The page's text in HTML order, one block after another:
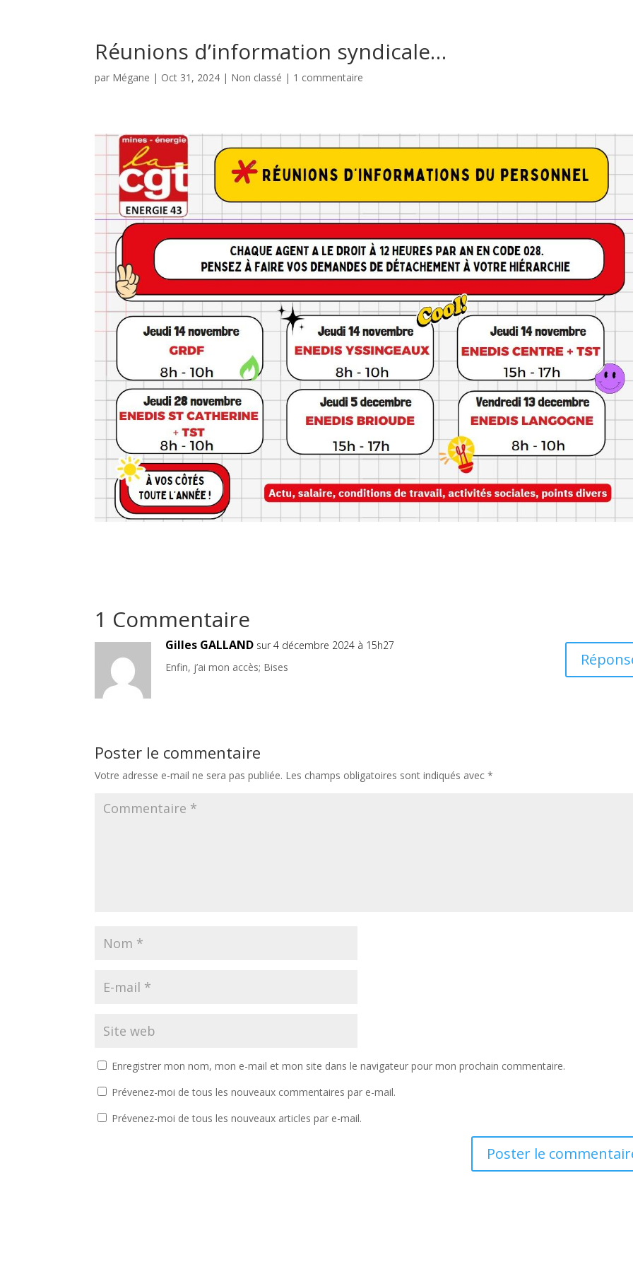
Réunions d’information syndicale…
par Mégane | Oct 31, 2024 | Non classé | 1 commentaire
1 Commentaire
Gilles GALLAND sur 4 décembre 2024 à 15h27
Enfin, j’ai mon accès; Bises
Poster le commentaire
Votre adresse e-mail ne sera pas publiée. Les champs obligatoires sont indiqués avec*
Enregistrer mon nom, mon e-mail et mon site dans le navigateur pour mon prochain commentaire.
Prévenez-moi de tous les nouveaux commentaires par e-mail.
Prévenez-moi de tous les nouveaux articles par e-mail.